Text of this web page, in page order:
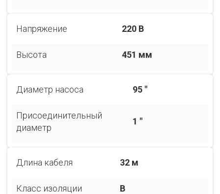
Напряжение 220 В
Высота 451 мм
Диаметр насоса 95 "
Присоединительный
диаметр
1 "
Длина кабеля 32 м
Класс изоляции B